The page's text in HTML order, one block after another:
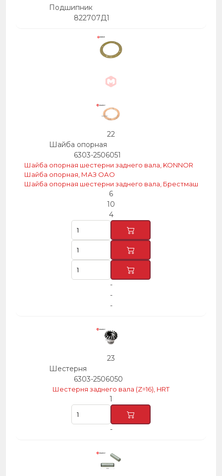
Подшипник
822707Д1
22
Шайба опорная
6303-2506051
Шайба опорная шестерни заднего вала, KONNOR
Шайба опорная, МАЗ ОАО
Шайба опорная шестерни заднего вала, Брестмаш
6
10
4
-
-
-
23
Шестерня
6303-2506050
Шестерня заднего вала (Z=16), HRT
1
-